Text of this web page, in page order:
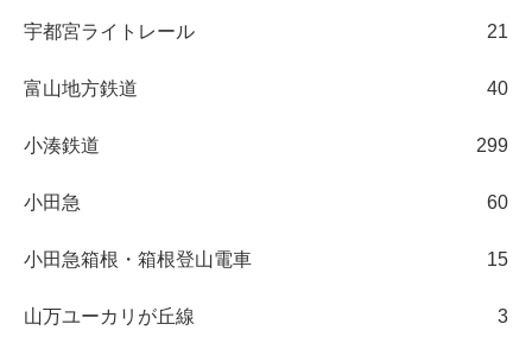
宇都宮ライトレール 21
富山地方鉄道 40
小湊鉄道 299
小田急 60
小田急箱根・箱根登山電車 15
山万ユーカリが丘線 3